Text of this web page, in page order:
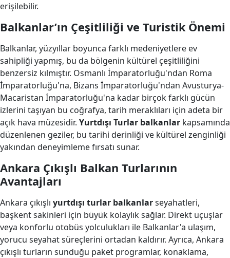
erişilebilir.
Balkanlar’ın Çeşitliliği ve Turistik Önemi
Balkanlar, yüzyıllar boyunca farklı medeniyetlere ev
sahipliği yapmış, bu da bölgenin kültürel çeşitliliğini
benzersiz kılmıştır. Osmanlı İmparatorluğu'ndan Roma
İmparatorluğu'na, Bizans İmparatorluğu'ndan Avusturya-
Macaristan İmparatorluğu'na kadar birçok farklı gücün
izlerini taşıyan bu coğrafya, tarih meraklıları için adeta bir
açık hava müzesidir. Yurtdışı Turlar balkanlar kapsamında
düzenlenen geziler, bu tarihi derinliği ve kültürel zenginliği
yakından deneyimleme fırsatı sunar.
Ankara Çıkışlı Balkan Turlarının
Avantajları
Ankara çıkışlı yurtdışı turlar balkanlarseyahatleri,
başkent sakinleri için büyük kolaylık sağlar. Direkt uçuşlar
veya konforlu otobüs yolculukları ile Balkanlar'a ulaşım,
yorucu seyahat süreçlerini ortadan kaldırır. Ayrıca, Ankara
çıkışlı turların sunduğu paket programlar, konaklama,